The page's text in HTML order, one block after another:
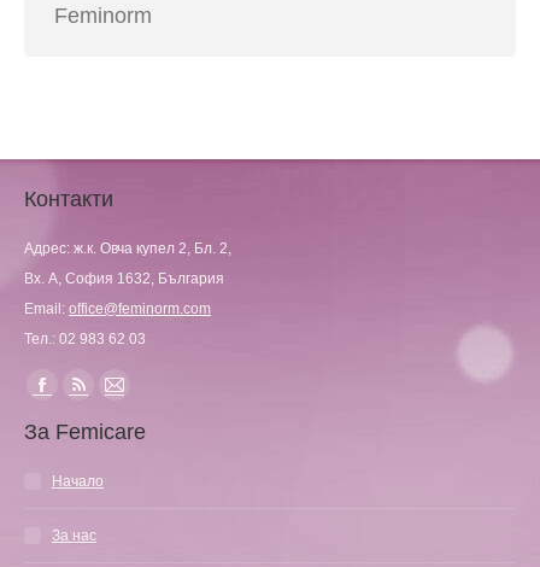
Feminorm
Контакти
Адрес: ж.к. Овча купел 2, Бл. 2,
Вх. А, София 1632, България
Email: office@feminorm.com
Тел.: 02 983 62 03
Find us on:
Facebook
page
in
Rss
page
in
Mail
page
За Femicare
Начало
За нас